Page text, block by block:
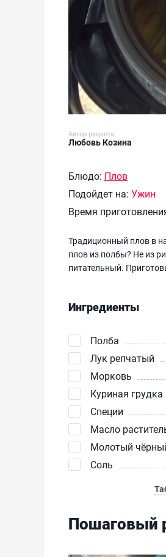
Автор рецепта:
Любовь Козина
Блюдо: Плов
Подойдет на: Ужин
Время
Традиционный плов в
плов из полбы? Не из
питательный.
Ингредиенты
Полба
Лук репчатый
Морковь
Куриная грудка
Специи
Масло
Молотый
Соль
Пошаговый